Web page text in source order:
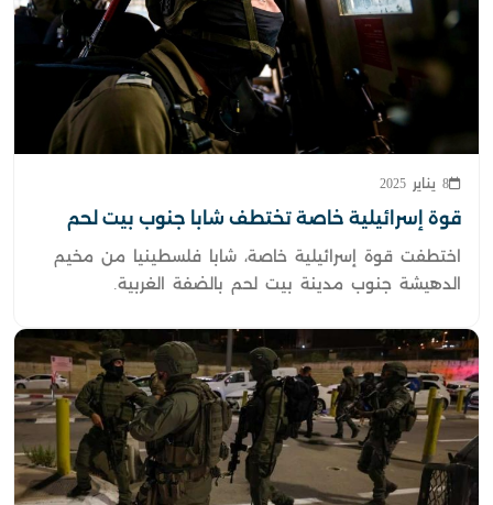
8 يناير 2025
قوة إسرائيلية خاصة تختطف شابا جنوب بيت لحم
اختطفت قوة إسرائيلية خاصة، شابا فلسطينيا من مخيم
الدهيشة جنوب مدينة بيت لحم بالضفة الغربية.